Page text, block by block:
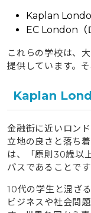
Kaplan
EC London（
これらの学校は、
提供しています。
Kaplan
金融街に近いロン
立地の良さと落ち
は、「原則30歳以
パスであることです
10代の学生と混ざ
ビジネスや社会問